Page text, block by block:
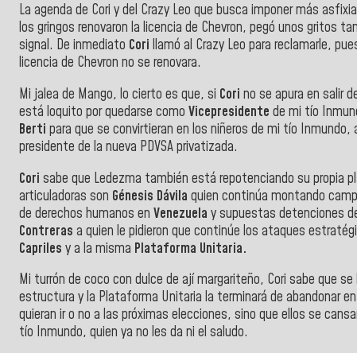
La agenda de Cori y del Crazy Leo que busca imponer más
los gringos renovaron la licencia de Chevron, pegó unos gritos
signal. De inmediato Cori llamó al Crazy Leo para reclamarle,
licencia de Chevron no se renovara.
Mi jalea de Mango, lo cierto es que, si Cori no se apura en salir
está loquito por quedarse como Vicepresidente de mi tío
Berti para que se convirtieran en los niñeros de mi tío
presidente de la nueva PDVSA privatizada.
Cori sabe que Ledezma también está repotenciando su propia
articuladoras son Génesis Dávila quien continúa montando
de derechos humanos en Venezuela y supuestas detenciones
Contreras a quien le pidieron que continúe los ataques
Capriles y a la misma Plataforma Unitaria.
Mi turrón de coco con dulce de ají margariteño, Cori sabe que
estructura y la Plataforma Unitaria la terminará de abandonar
quieran ir o no a las próximas elecciones, sino que ellos se
tío Inmundo, quien ya no les da ni el saludo.